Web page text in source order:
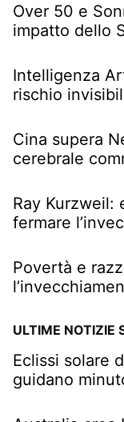
Over 50 e
impatto dello
Intelligenza
rischio
Cina supera
cerebrale
Ray Kurzweil:
fermare
Povertà e
ULTIME NOTIZIE
Eclissi solare
guidano